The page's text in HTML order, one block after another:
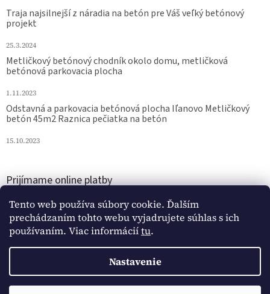
Tento web používa súbory cookie. Ďalším
prechádzaním tohto webu vyjadrujete súhlas s ich
používaním. Viac informáciítu.
Nastavenie
Traja najsilnejší z náradia na betón pre Váš veľký betónový
projekt
25.3.2024
Metličkový betónový chodník okolo domu, metličková
betónová parkovacia plocha
1.11.2023
Odstavná a parkovacia betónová plocha Iľanovo Metličkový
betón 45m2 Raznica pečiatka na betón
15.10.2023
Prijímame online platby
Vytvoril Shoptet